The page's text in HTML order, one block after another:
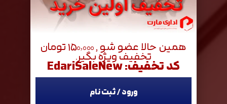
همین حالا عضو شو , ۱۵۰٬۰۰۰ تومان
تخفیف ویژه بگیر.کد تخفیف: EdariSaleNew
ورود / ثبت نام